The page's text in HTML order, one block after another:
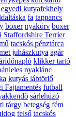
egyedi kutyafekhely
fa tappancs
boxer nyakörv boxer
Staffordshire Terrier
tacskós pénztárca
juhászkutya agár
klikker tartó
nyaklánc
kutyás lábtörlő
Fajtamentés futball
sárlehúzó
tárgy betegség fém
felső tacskós